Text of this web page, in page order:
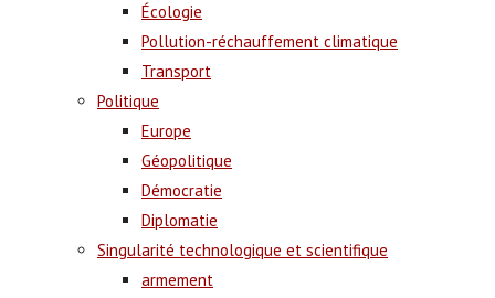
Écologie
Pollution-réchauffement climatique
Transport
Politique
Europe
Géopolitique
Démocratie
Diplomatie
Singularité technologique et scientifique
armement